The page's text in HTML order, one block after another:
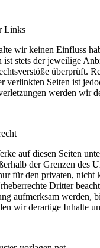
Links
wir keinen Einfluss
stets der jeweilige
überprüft.
Seiten ist
werden wir
auf diesen Seiten
der Grenzen des
für den privaten, nicht
Dritter
aufmerksam werden,
wir derartige Inhalte